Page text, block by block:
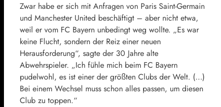
Zwar habe er sich mit Anfragen von Paris Saint-Germain
und Manchester United beschäftigt – aber nicht etwa,
weil er vom FC Bayern unbedingt weg wollte. „Es war
keine Flucht, sondern der Reiz einer neuen
Herausforderung“, sagte der 30 Jahre alte
Abwehrspieler. „Ich fühle mich beim FC Bayern
pudelwohl, es ist einer der größten Clubs der Welt. (…)
Bei einem Wechsel muss schon alles passen, um diesen
Club zu toppen.“